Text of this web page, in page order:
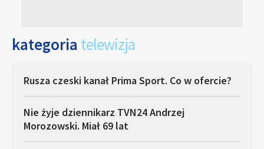
kategoria telewizja
Rusza czeski kanał Prima Sport. Co w ofercie?
Nie żyje dziennikarz TVN24 Andrzej
Morozowski. Miał 69 lat